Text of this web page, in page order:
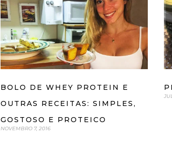
BOLO DE WHEY PROTEIN E
OUTRAS RECEITAS: SIMPLES,
GOSTOSO E PROTEICO
NOVEMBRO 7, 2016